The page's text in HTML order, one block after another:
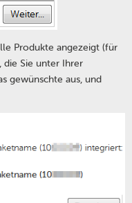
Produkte angezeigt (für
die Sie unter Ihrer
gewünschte aus, und